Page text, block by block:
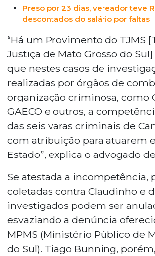
Preso por 23 dias, vereador teve
descontados do salário por faltas
“Há um Provimento do TJMS
Justiça de Mato Grosso do
que nestes casos de
realizadas por órgãos de
organização criminosa, como
GAECO e outros, a
das seis varas criminais de
com atribuição para atuarem
Estado”, explica o advogado
Se atestada a incompetência,
coletadas contra Claudinho e
investigados podem ser
esvaziando a denúncia
MPMS (Ministério Público de
do Sul). Tiago Bunning,